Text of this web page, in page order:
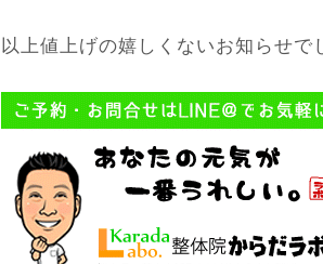
以上値上げの嬉しくないお知らせで